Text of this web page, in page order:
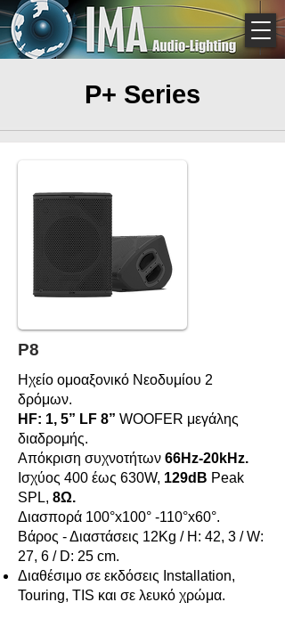
P+ Series
P8
Ηχείο ομοαξονικό Νεοδυμίου 2
δρόμων.
HF: 1, 5” LF 8” WOOFER μεγάλης
διαδρομής.
Απόκριση συχνοτήτων 66Hz-20kHz.
Iσχύος 400 έως 630W, 129dB Peak
SPL, 8Ω.
Διασπορά 100°x100° -110°x60°.
Βάρος - Διαστάσεις 12Kg / Η: 42, 3 / W:
27, 6 / D: 25 cm.
Διαθέσιμο σε εκδόσεις Installation,
Touring, TIS και σε λευκό χρώμα.